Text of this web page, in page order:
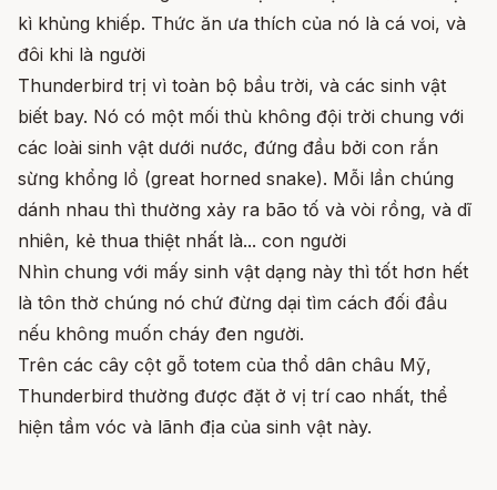
kì khủng khiếp. Thức ăn ưa thích của nó là cá voi, và
đôi khi là người
Thunderbird trị vì toàn bộ bầu trời, và các sinh vật
biết bay. Nó có một mối thù không đội trời chung với
các loài sinh vật dưới nước, đứng đầu bởi con rắn
sừng khổng lồ (great horned snake). Mỗi lần chúng
dánh nhau thì thường xảy ra bão tố và vòi rồng, và dĩ
nhiên, kẻ thua thiệt nhất là... con người
Nhìn chung với mấy sinh vật dạng này thì tốt hơn hết
là tôn thờ chúng nó chứ đừng dại tìm cách đối đầu
nếu không muốn cháy đen người.
Trên các cây cột gỗ totem của thổ dân châu Mỹ,
Thunderbird thường được đặt ở vị trí cao nhất, thể
hiện tầm vóc và lãnh địa của sinh vật này.